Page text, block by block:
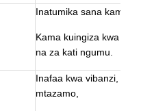
Inatumika sana kama
Kama kuingiza kwa biti
na za kati ngumu.
Inafaa kwa vibanzi,
mtazamo,